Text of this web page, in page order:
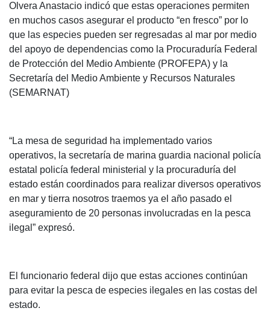
Olvera Anastacio indicó que estas operaciones permiten
en muchos casos asegurar el producto “en fresco” por lo
que las especies pueden ser regresadas al mar por medio
del apoyo de dependencias como la Procuraduría Federal
de Protección del Medio Ambiente (PROFEPA) y la
Secretaría del Medio Ambiente y Recursos Naturales
(SEMARNAT)
“La mesa de seguridad ha implementado varios
operativos, la secretaría de marina guardia nacional policía
estatal policía federal ministerial y la procuraduría del
estado están coordinados para realizar diversos operativos
en mar y tierra nosotros traemos ya el año pasado el
aseguramiento de 20 personas involucradas en la pesca
ilegal” expresó.
El funcionario federal dijo que estas acciones continúan
para evitar la pesca de especies ilegales en las costas del
estado.